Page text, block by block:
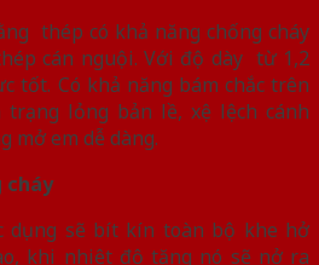
thép có khả năng chống cháy
cán nguội. Với độ dày từ 1,2
tốt. Có khả năng bám chắc trên
lỏng bản lề, xệ lệch cánh
mở em dễ dàng.
cháy
dụng sẽ bít kín toàn bộ khe hở
khi nhiệt độ tăng nó sẽ nở ra